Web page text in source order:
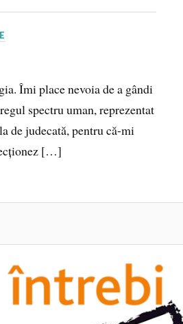
Îmi place nevoia de a gândi
spectru uman, reprezentat
de judecată, pentru că-mi
[…]